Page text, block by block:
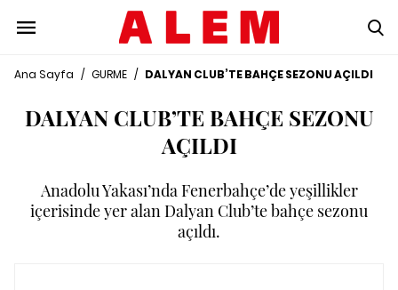
Ana Sayfa / GURME / DALYAN CLUB’TE BAHÇE SEZONU AÇILDI
DALYAN CLUB’TE BAHÇE SEZONU
AÇILDI
Anadolu Yakası’nda Fenerbahçe’de yeşillikler
içerisinde yer alan Dalyan Club’te bahçe sezonu
açıldı.